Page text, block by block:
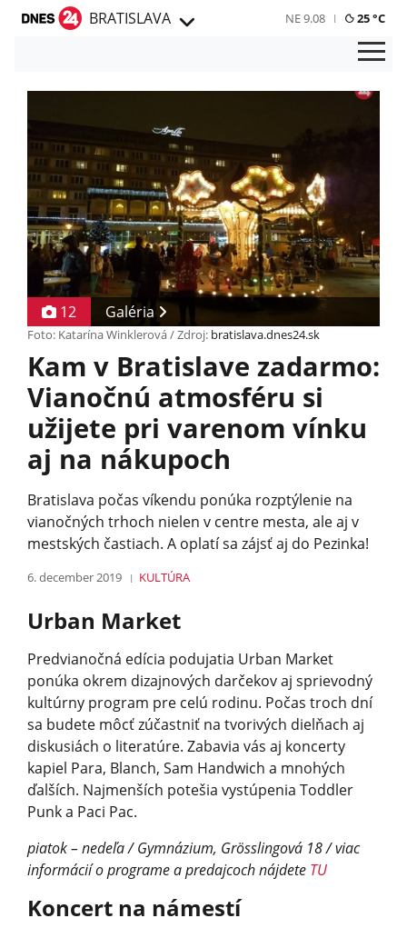
BRATISLAVA NE 9.08 25 °C
12 Galéria
Foto: Katarína Winklerová / Zdroj: bratislava.dnes24.sk
Kam v Bratislave zadarmo:
Vianočnú atmosféru si
užijete pri varenom vínku
aj na nákupoch
Bratislava počas víkendu ponúka rozptýlenie na
vianočných trhoch nielen v centre mesta, ale aj v
mestských častiach. A oplatí sa zájsť aj do Pezinka!
6. december 2019 KULTÚRA
Urban Market
Predvianočná edícia podujatia Urban Market
ponúka okrem dizajnových darčekov aj sprievodný
kultúrny program pre celú rodinu. Počas troch dní
sa budete môcť zúčastniť na tvorivých dielňach aj
diskusiách o literatúre. Zabavia vás aj koncerty
kapiel Para, Blanch, Sam Handwich a mnohých
ďalších. Najmenších potešia vystúpenia Toddler
Punk a Paci Pac.
piatok – nedeľa / Gymnázium, Grösslingová 18 / viac
informácií o programe a predajcoch nájdete TU
Koncert na námestí